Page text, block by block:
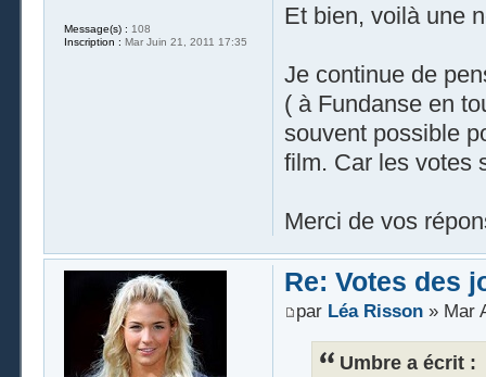
Et bien, voilà une
Je continue de
( à Fundanse en
souvent possible
film. Car les votes
Merci de vos
Message(s) : 108
Inscription : Mar Juin 21, 2011 17:35
Re: Votes des
par Léa Risson» Mar
Umbre a écrit :